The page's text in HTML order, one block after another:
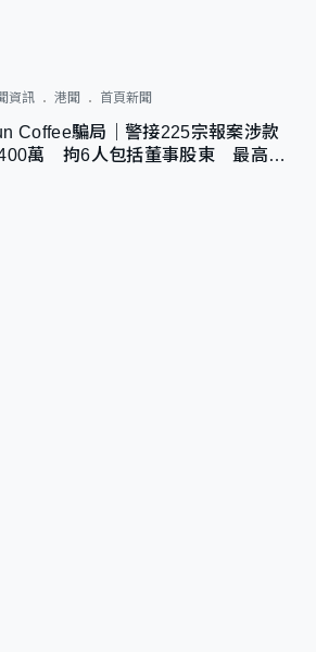
資訊 港聞 首頁新聞
Coffee騙局｜警接225宗報案涉款
萬 拘6人包括董事股東 最高金